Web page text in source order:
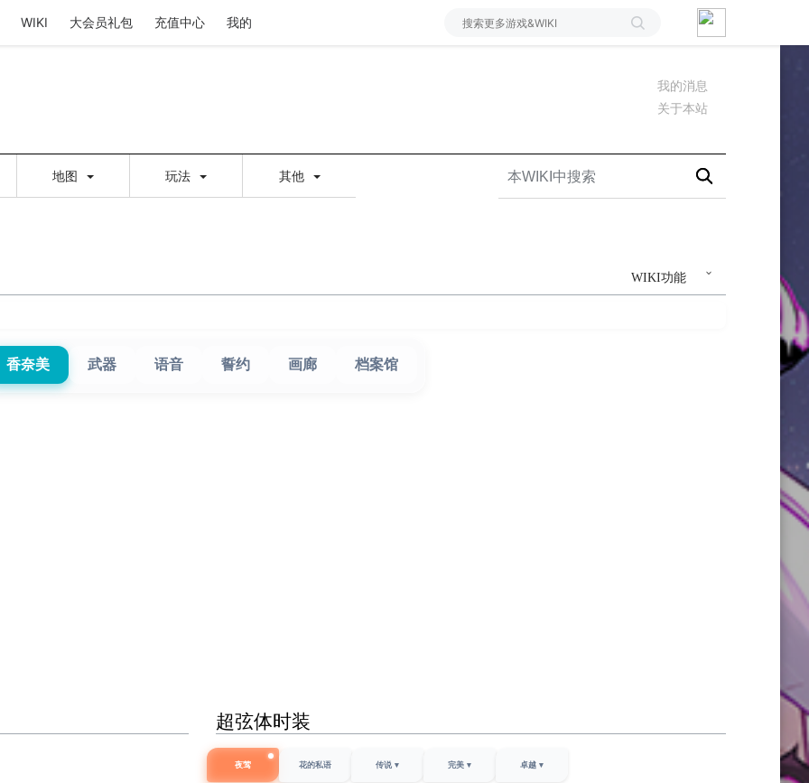
WIKI 大会员礼包 充值中心 我的
我的消息
关于本站
地图 玩法 其他
WIKI功能
香奈美 武器 语音 誓约 画廊 档案馆
超弦体时装
夜莺 花的私语 传说 ▾ 完美 ▾ 卓越 ▾